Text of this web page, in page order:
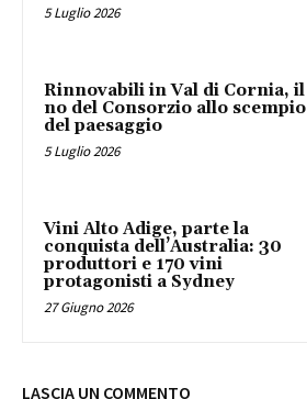
5 Luglio 2026
Rinnovabili in Val di Cornia, il
no del Consorzio allo scempio
del paesaggio
5 Luglio 2026
Vini Alto Adige, parte la
conquista dell’Australia: 30
produttori e 170 vini
protagonisti a Sydney
27 Giugno 2026
LASCIA UN COMMENTO